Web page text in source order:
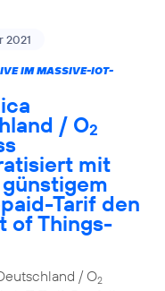
2021
IM MASSIVE-IOT-
/ O2
mit
Tarif den
of Things-
/ O2